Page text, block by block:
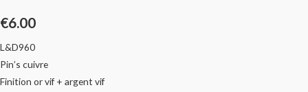
€6.00
L&D960
Pin’s cuivre
Finition or vif + argent vif